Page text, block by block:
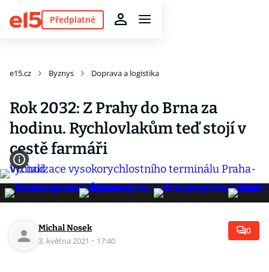
Předplatné
e15.cz Byznys Doprava a logistika
Rok 2032: Z Prahy do Brna za
hodinu. Rychlovlakům teď stojí v
cestě farmáři
Michal Nosek
3. května 2021 · 17:40
0